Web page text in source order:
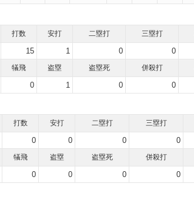
打数 安打 二塁打 三塁打
15 1 0 0
犠飛 盗塁 盗塁死 併殺打
0 1 0 0
打数 安打 二塁打 三塁打
0 0 0 0
犠飛 盗塁 盗塁死 併殺打
0 0 0 0